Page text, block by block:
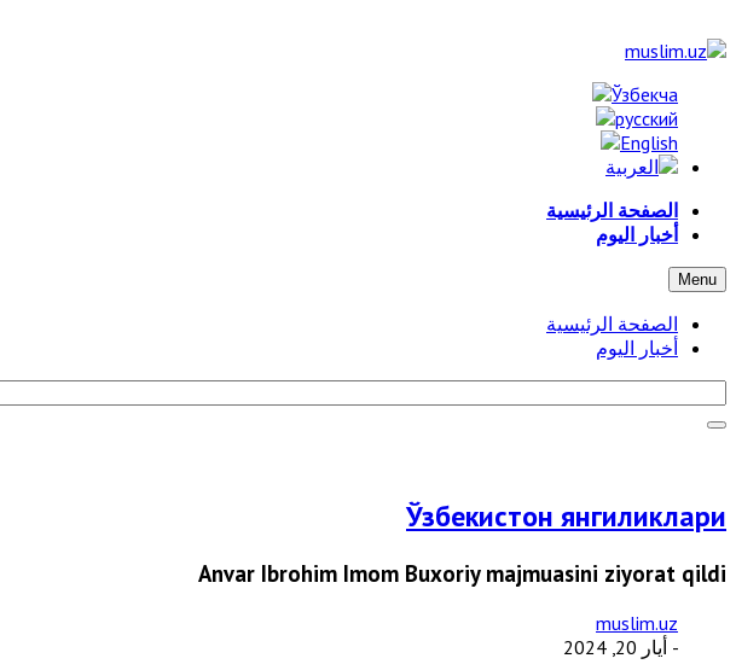
الصفحة الرئيسية
أخبار اليوم
Menu
الصفحة الرئيسية
أخبار اليوم
Ўзбекистон янгиликлари
Anvar Ibrohim Imom Buxoriy majmuasini ziyorat qildi
muslim.uz
- أيار 20, 2024